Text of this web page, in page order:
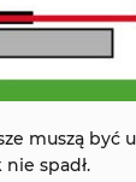
muszą być
spadł.